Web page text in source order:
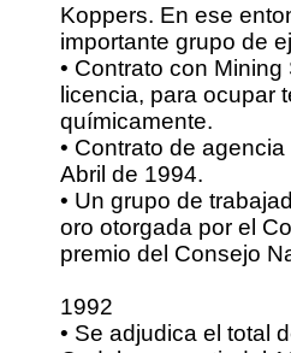
Koppers. En ese
importante grupo de
• Contrato con
licencia, para ocupar
químicamente.
• Contrato de
Abril de 1994.
• Un grupo de
oro otorgada por el
premio del Consejo
1992
• Se adjudica el total